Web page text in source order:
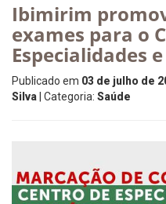
Ibimirim
exames para o
Especialidades
Publicado em 03 de julho de
Silva | Categoria: Saúde